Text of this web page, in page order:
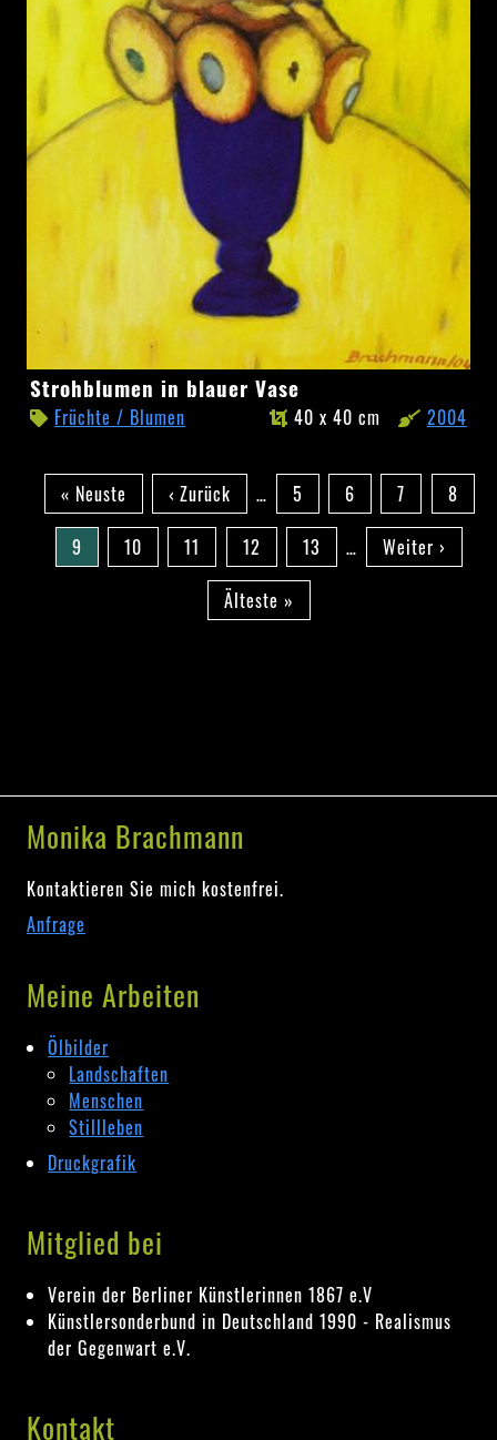
Strohblumen
in
blauer
Strohblumen in blauer Vase
Früchte / Blumen 2004
40 x 40 cm
Seitennummerierung
Erste
Seite
« Neuste
Vorherige
Seite
‹ Zurück … Seite
5 Seite
6 Seite
7 Seite
8
Aktuelle
Seite
9 Seite
10 Seite
11 Seite
12 Seite
13 …
Nächste
Seite
Weiter ›
Letzte
Seite
Älteste »
Monika Brachmann
Kontaktieren Sie mich kostenfrei.
Anfrage
Meine Arbeiten
Ölbilder
Landschaften
Menschen
Stillleben
Druckgrafik
Mitglied bei
Verein der Berliner Künstlerinnen 1867 e.V
Künstlersonderbund in Deutschland 1990 - Realismus
der Gegenwart e.V.
Kontakt